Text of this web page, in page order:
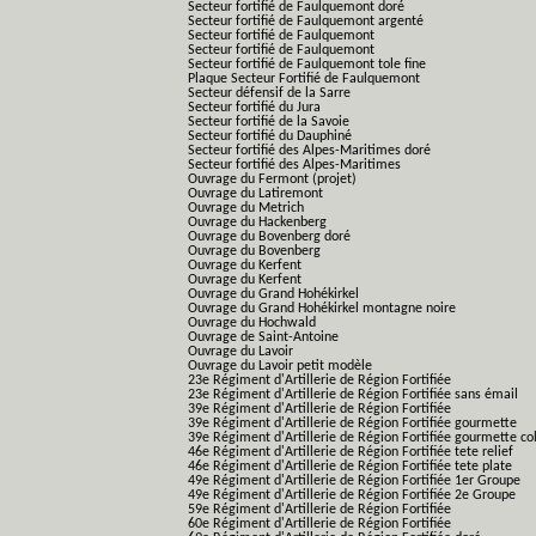
Secteur fortifié de Faulquemont doré
Secteur fortifié de Faulquemont argenté
Secteur fortifié de Faulquemont
Secteur fortifié de Faulquemont
Secteur fortifié de Faulquemont tole fine
Plaque Secteur Fortifié de Faulquemont
Secteur défensif de la Sarre
Secteur fortifié du Jura
Secteur fortifié de la Savoie
Secteur fortifié du Dauphiné
Secteur fortifié des Alpes-Maritimes doré
Secteur fortifié des Alpes-Maritimes
Ouvrage du Fermont (projet)
Ouvrage du Latiremont
Ouvrage du Metrich
Ouvrage du Hackenberg
Ouvrage du Bovenberg doré
Ouvrage du Bovenberg
Ouvrage du Kerfent
Ouvrage du Kerfent
Ouvrage du Grand Hohékirkel
Ouvrage du Grand Hohékirkel montagne noire
Ouvrage du Hochwald
Ouvrage de Saint-Antoine
Ouvrage du Lavoir
Ouvrage du Lavoir petit modèle
23e Régiment d'Artillerie de Région Fortifiée
23e Régiment d'Artillerie de Région Fortifiée sans émail
39e Régiment d'Artillerie de Région Fortifiée
39e Régiment d'Artillerie de Région Fortifiée gourmette
39e Régiment d'Artillerie de Région Fortifiée gourmette
46e Régiment d'Artillerie de Région Fortifiée tete relief
46e Régiment d'Artillerie de Région Fortifiée tete plate
49e Régiment d'Artillerie de Région Fortifiée 1er Groupe
49e Régiment d'Artillerie de Région Fortifiée 2e Groupe
59e Régiment d'Artillerie de Région Fortifiée
60e Régiment d'Artillerie de Région Fortifiée